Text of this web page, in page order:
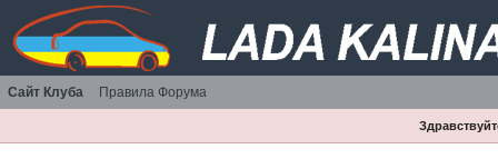
Сайт Клуба Правила Форума